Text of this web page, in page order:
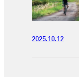
2025.10.12